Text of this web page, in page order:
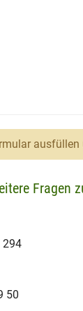
Fragen
294
50